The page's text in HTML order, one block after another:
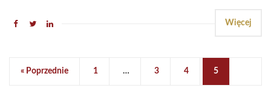
Więcej
« Poprzednie 1 … 3 4 5